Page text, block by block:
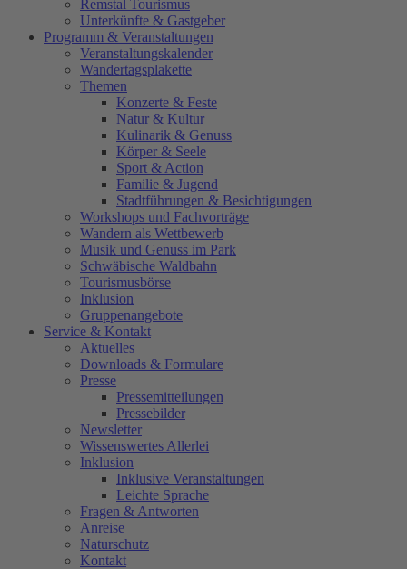
Remstal Tourismus
Unterkünfte & Gastgeber
Programm & Veranstaltungen
Veranstaltungskalender
Wandertagsplakette
Themen
Konzerte & Feste
Natur & Kultur
Kulinarik & Genuss
Körper & Seele
Sport & Action
Familie & Jugend
Stadtführungen & Besichtigungen
Workshops und Fachvorträge
Wandern als Wettbewerb
Musik und Genuss im Park
Schwäbische Waldbahn
Tourismusbörse
Inklusion
Gruppenangebote
Service & Kontakt
Aktuelles
Downloads & Formulare
Presse
Pressemitteilungen
Pressebilder
Newsletter
Wissenswertes Allerlei
Inklusion
Inklusive Veranstaltungen
Leichte Sprache
Fragen & Antworten
Anreise
Naturschutz
Kontakt